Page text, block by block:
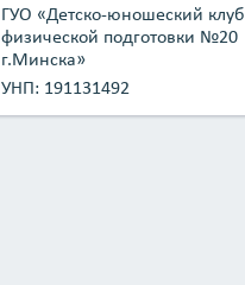
ГУО «Детско-юношеский клуб
физической подготовки №20
г.Минска»
УНП: 191131492